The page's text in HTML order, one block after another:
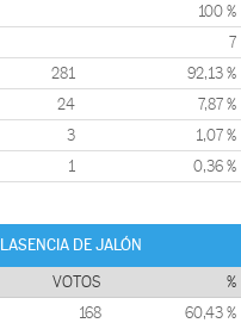
100 %
7
281 92,13 %
24 7,87 %
3 1,07 %
1 0,36 %
DE JALÓN
VOTOS %
168 60,43 %